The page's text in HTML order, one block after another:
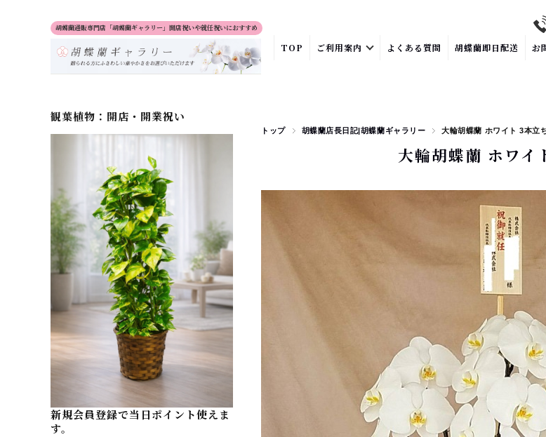
胡蝶蘭通販専門店「胡蝶蘭ギャラリー」開店祝いや就任祝いにおすすめ
TOP ご利用案内 よくある質問 胡蝶蘭即日配送 お
トップ 胡蝶蘭店長日記|胡蝶蘭ギャラリー 大輪胡蝶蘭 ホワイト 3本立
大輪胡蝶蘭 ホワ
観葉植物：開店・開業祝い
新規会員登録で当日ポイント使えま
す。